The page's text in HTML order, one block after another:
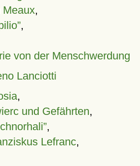
Meaux,
,
von der Menschwerdung
Lanciotti
,
und Gefährten,
,
Lefranc,